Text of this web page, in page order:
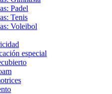
Padel
Tenis
Voleibol
especial